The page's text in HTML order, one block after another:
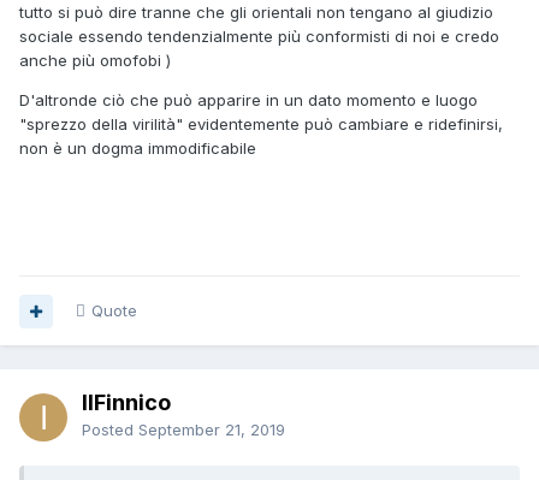
tutto si può dire tranne che gli orientali non tengano al giudizio
sociale essendo tendenzialmente più conformisti di noi e credo
anche più omofobi )
D'altronde ciò che può apparire in un dato momento e luogo
"sprezzo della virilità" evidentemente può cambiare e ridefinirsi,
non è un dogma immodificabile
Quote
IlFinnico
Posted September 21, 2019